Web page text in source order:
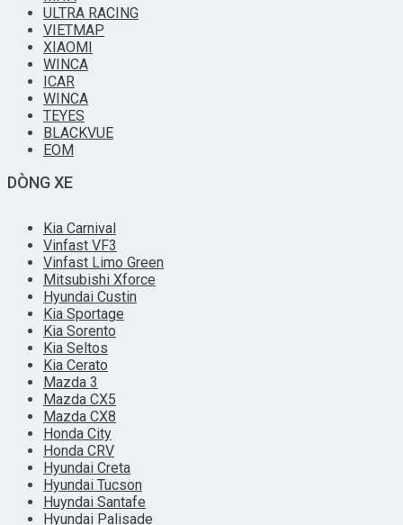
ULTRA RACING
VIETMAP
XIAOMI
WINCA
ICAR
WINCA
TEYES
BLACKVUE
EOM
DÒNG XE
Kia Carnival
Vinfast VF3
Vinfast Limo Green
Mitsubishi Xforce
Hyundai Custin
Kia Sportage
Kia Sorento
Kia Seltos
Kia Cerato
Mazda 3
Mazda CX5
Mazda CX8
Honda City
Honda CRV
Hyundai Creta
Hyundai Tucson
Huyndai Santafe
Hyundai Palisade